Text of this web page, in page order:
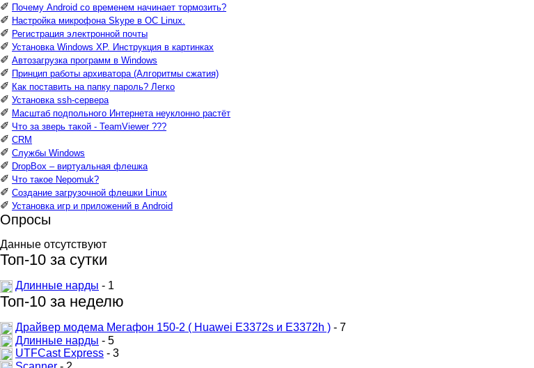
✐ Почему Android со временем начинает тормозить?
✐ Настройка микрофона Skype в ОС Linux.
✐ Регистрация электронной почты
✐ Установка Windows XP. Инструкция в картинках
✐ Автозагрузка программ в Windows
✐ Принцип работы архиватора (Алгоритмы сжатия)
✐ Как поставить на папку пароль? Легко
✐ Установка ssh-сервера
✐ Масштаб подпольного Интернета неуклонно растёт
✐ Что за зверь такой - TeamViewer ???
✐ CRM
✐ Службы Windows
✐ DropBox – виртуальная флешка
✐ Что такое Nepomuk?
✐ Создание загрузочной флешки Linux
✐ Установка игр и приложений в Android
Опросы
Данные отсутствуют
Топ-10 за сутки
Длинные нарды - 1
Топ-10 за неделю
Драйвер модема Мегафон 150-2 ( Huawei E3372s и E3372h ) - 7
Длинные нарды - 5
UTFCast Express - 3